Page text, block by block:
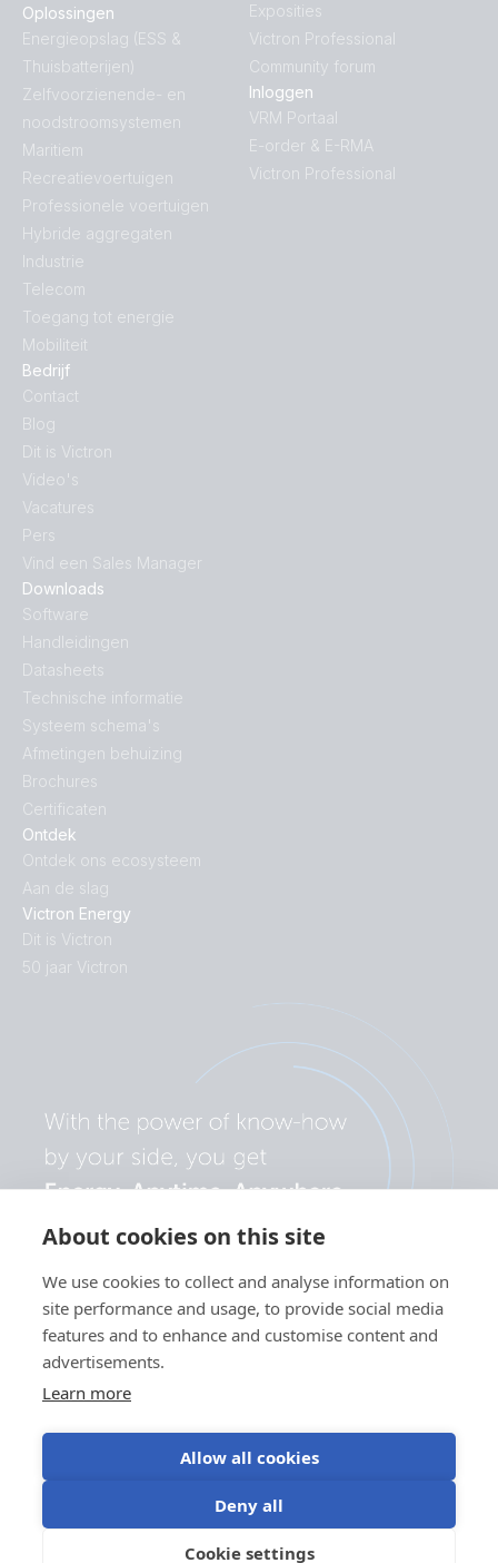
About cookies on this site
We use cookies to collect and analyse information on
site performance and usage, to provide social media
features and to enhance and customise content and
advertisements.
Learn more
Allow all cookies
Deny all
Cookie settings
Ontdek
Ontdek ons ecosysteem
Aan de slag
Victron Energy
Dit is Victron
50 jaar Victron
Downloads
Software
Handleidingen
Datasheets
Technische informatie
Systeem schema's
Afmetingen behuizing
Brochures
Certificaten
Oplossingen
Energieopslag (ESS &
Thuisbatterijen)
Zelfvoorzienende- en
noodstroomsystemen
Maritiem
Recreatievoertuigen
Professionele voertuigen
Hybride aggregaten
Industrie
Telecom
Toegang tot energie
Mobiliteit
Bedrijf
Contact
Blog
Dit is Victron
Video's
Vacatures
Pers
Vind een Sales Manager
Exposities
Victron Professional
Community forum
Inloggen
VRM Portaal
E-order & E-RMA
Victron Professional
Privacybeleid
cookies
©Victron Energy